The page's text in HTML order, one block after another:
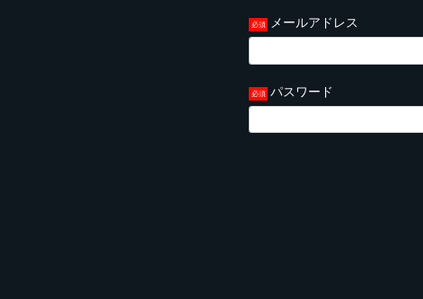
メールアドレス
パスワード